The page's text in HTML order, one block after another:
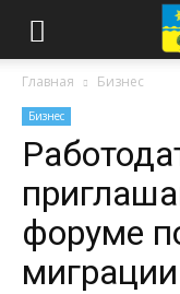
Главная Бизнес
Бизнес
форуме
миграции